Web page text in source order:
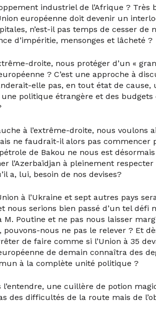
industriel de l’Afrique ? Très
européenne doit devenir un
n’est-il pas temps de cesser de
d’impéritie, mensonges et lâcheté ?
droite, nous protéger d’un «
? C’est une approche à
elle pas, en tout état de cause,
politique étrangère et des
à l’extrême-droite, nous voulons
ne faudrait-il alors pas commencer
de Bakou ne nous est
l’Azerbaïdjan à pleinement
a, lui, besoin de nos devises?
à l’Ukraine et sept autres pays
nous serions bien passé d’un tel défi
Poutine et ne pas nous laisser
pouvons-nous ne pas le relever ? Et
de faire comme si l’Union à 35
de demain connaîtra des
à la complète unité politique ?
une cuillère de potion
des difficultés de la route mais de